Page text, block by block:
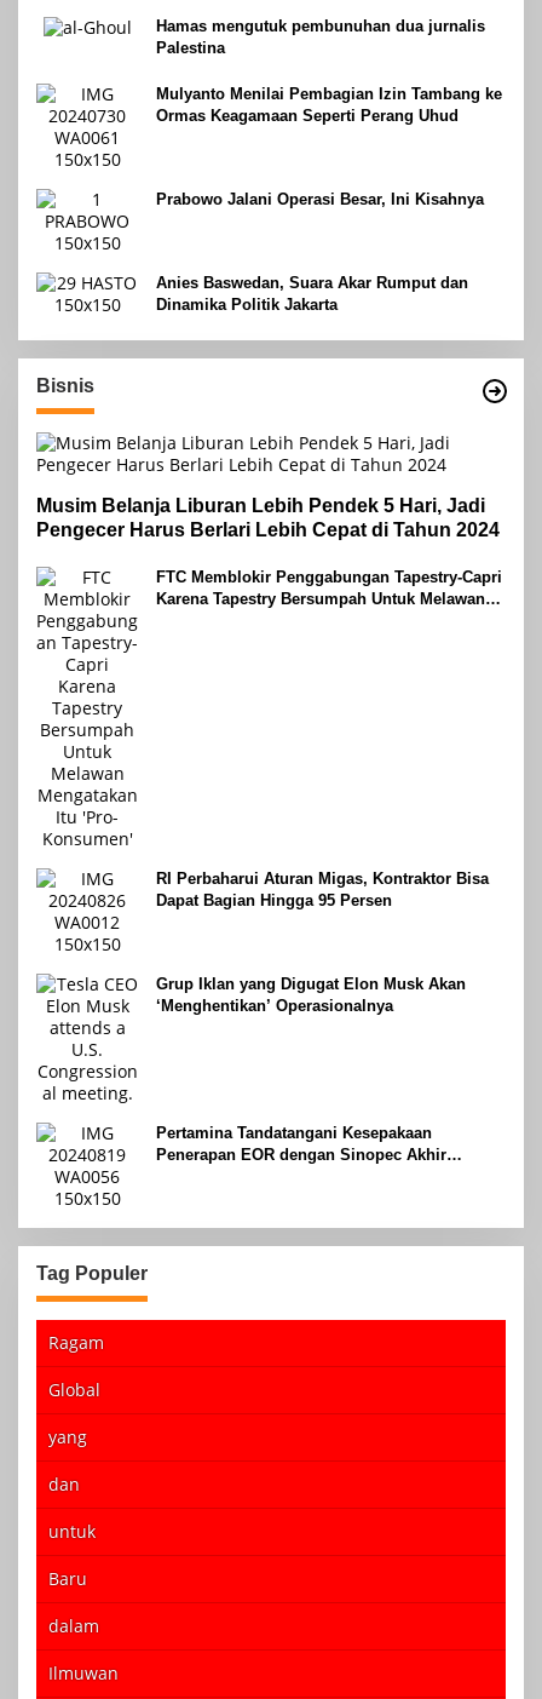
Hamas mengutuk pembunuhan dua jurnalis
Palestina
Mulyanto Menilai Pembagian Izin Tambang ke
Ormas Keagamaan Seperti Perang Uhud
Prabowo Jalani Operasi Besar, Ini Kisahnya
Anies Baswedan, Suara Akar Rumput dan
Dinamika Politik Jakarta
Bisnis
Musim Belanja Liburan Lebih Pendek 5 Hari, Jadi
Pengecer Harus Berlari Lebih Cepat di Tahun 2024
FTC Memblokir Penggabungan Tapestry-Capri
Karena Tapestry Bersumpah Untuk Melawan
RI Perbaharui Aturan Migas, Kontraktor Bisa
Dapat Bagian Hingga 95 Persen
Grup Iklan yang Digugat Elon Musk Akan
‘Menghentikan’ Operasionalnya
Pertamina Tandatangani Kesepakaan
Penerapan EOR dengan Sinopec Akhir
Tag Populer
Ragam
Global
yang
dan
untuk
Baru
dalam
Ilmuwan